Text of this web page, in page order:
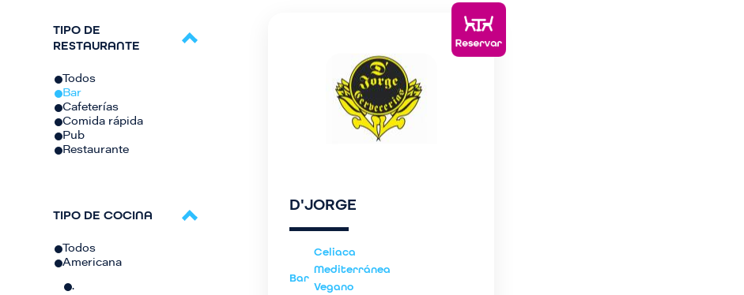
TIPO DE
RESTAURANTE
Todos
Bar
Cafeterías
Comida rápida
Pub
Restaurante
TIPO DE COCINA
Todos
Americana
.
D'JORGE
Bar
Celiaca
Mediterránea
Vegano